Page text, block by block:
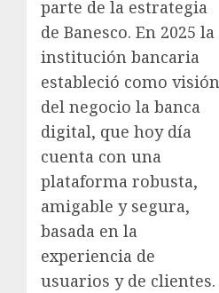
parte de la estrategia
de Banesco. En 2025 la
institución bancaria
estableció como visión
del negocio la banca
digital, que hoy día
cuenta con una
plataforma robusta,
amigable y segura,
basada en la
experiencia de
usuarios y de clientes.